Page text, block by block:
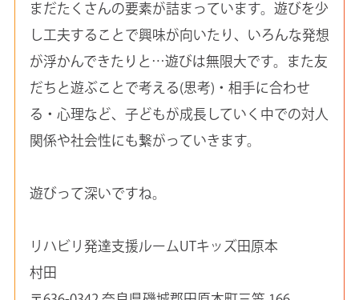
まだたくさんの要素が詰まっています。遊びを少
し工夫することで興味が向いたり、いろんな発想
が浮かんできたりと…遊びは無限大です。また友
だちと遊ぶことで考える(思考)・相手に合わせ
る・心理など、子どもが成長していく中での対人
関係や社会性にも繋がっていきます。
遊びって深いですね。
リハビリ発達支援ルームUTキッズ田原本
村田